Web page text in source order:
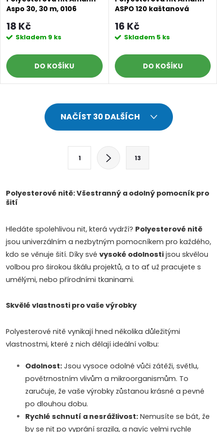
Aspo 30, 30 m, 0106
18 Kč
Skladem 9 ks
DO KOŠÍKU
ASPO 120 kaštanová
16 Kč
Skladem 5 ks
DO KOŠÍKU
d
a
c
í
p
r
v
k
y
NAČÍST 30 DALŠÍCH
á
n
o
v
á
n
1 13
Polyesterové nitě: Všestranný a odolný pomocník pro
šití
Hledáte spolehlivou nit, která vydrží? Polyesterové nitě
jsou univerzálním a nezbytným pomocníkem pro každého,
kdo se věnuje šití. Díky své vysoké odolnosti jsou skvělou
volbou pro širokou škálu projektů, a to ať už pracujete s
umělými, nebo přírodními tkaninami.
Skvělé vlastnosti pro vaše výrobky
Polyesterové nitě vynikají hned několika důležitými
vlastnostmi, které z nich dělají ideální volbu:
Odolnost: Jsou vysoce odolné vůči zátěži, světlu,
povětrnostním vlivům a mikroorganismům. To
zaručuje, že vaše výrobky zůstanou krásné a pevné
po dlouhou dobu.
Rychlé schnutí a nesrážlivost: Nemusíte se bát, že
by se nit po vyprání srazila, a navíc velmi rychle